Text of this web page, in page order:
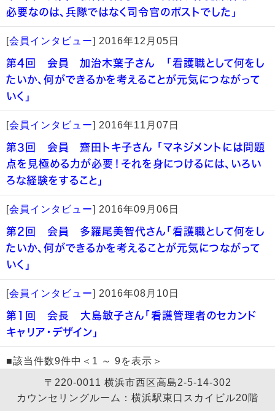
必要なのは、兵隊ではなく司令官のポストでした」
[会員インタビュー] 2016年12月05日
第4回 会員 加治木葉子さん 「看護職として何をし
たいか、何ができるかを考えることが元気につながって
いく」
[会員インタビュー] 2016年11月07日
第3回 会員 齋田トキ子さん 「マネジメントには問題
点を見極める力が必要！それを身につけるには、いろい
ろな経験をすること」
[会員インタビュー] 2016年09月06日
第2回 会員 多羅尾美智代さん「看護職として何をし
たいか、何ができるかを考えることが元気につながって
いく」
[会員インタビュー] 2016年08月10日
第1回 会長 大島敏子さん「看護管理者のセカンド
キャリア・デザイン」
■該当件数9件中＜1 ～ 9を表示＞
〒220-0011 横浜市西区高島2-5-14-302
カウンセリングルーム：横浜駅東口スカイビル20階